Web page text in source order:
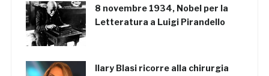
8 novembre 1934, Nobel per la
Letteratura a Luigi Pirandello
Ilary Blasi ricorre alla chirurgia